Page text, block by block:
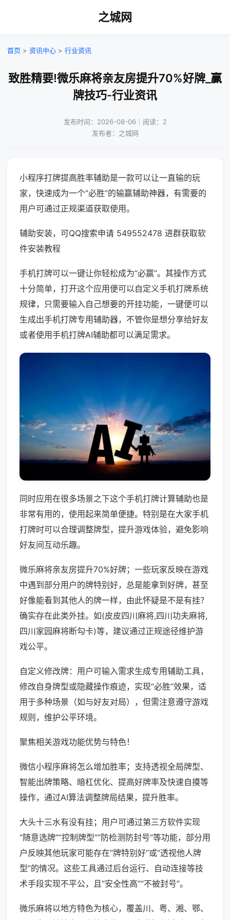
之城网
首页 > 资讯中心 > 行业资讯
致胜精要!微乐麻将亲友房提升70%好牌_赢
牌技巧-行业资讯
发布时间：2026-08-06｜阅读：2
发布者：之城网
小程序打牌提高胜率辅助是一款可以让一直输的玩
家，快速成为一个“必胜”的输赢辅助神器，有需要的
用户可通过正规渠道获取使用。
辅助安装，可QQ搜索申请 549552478 进群获取软
件安装教程
手机打牌可以一键让你轻松成为“必赢”。其操作方式
十分简单，打开这个应用便可以自定义手机打牌系统
规律，只需要输入自己想要的开挂功能，一键便可以
生成出手机打牌专用辅助器，不管你是想分享给好友
或者使用手机打牌AI辅助都可以满足需求。
同时应用在很多场景之下这个手机打牌计算辅助也是
非常有用的，使用起来简单便捷。特别是在大家手机
打牌时可以合理调整牌型，提升游戏体验，避免影响
好友间互动乐趣。
微乐麻将亲友房提升70%好牌；一些玩家反映在游戏
中遇到部分用户的牌特别好，总是能拿到好牌，甚至
好像能看到其他人的牌一样，由此怀疑是不是有挂？
确实存在此类外挂。如(皮皮四川麻将,四川功夫麻将,
四川家园麻将断勾卡)等，建议通过正规途径维护游
戏公平。
自定义修改牌：用户可输入需求生成专用辅助工具，
修改自身牌型或隐藏操作痕迹，实现“必胜”效果，适
用于多种场景（如与好友对局），但需注意遵守游戏
规则，维护公平环境。
聚焦相关游戏功能优势与特色！
微信小程序麻将怎么增加胜率；支持透视全局牌型、
智能出牌策略、暗杠优化、提高好牌率及快速自摸等
操作，通过AI算法调整牌局结果，提升胜率。
大头十三水有没有挂；用户可通过第三方软件实现
“随意选牌”“控制牌型”“防检测防封号”等功能，部分用
户反映其他玩家可能存在“牌特别好”或“透视他人牌
型”的情况。这些工具通过后台运行、自动连接等技
术手段实现不平公，且“安全性高”“不被封号”。
微乐麻将以地方特色为核心，覆盖川、粤、湘、鄂、